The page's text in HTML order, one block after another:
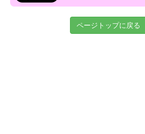
ページトップに戻